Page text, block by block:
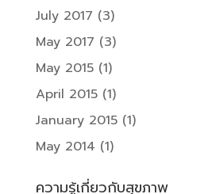
July 2017 (3)
May 2017 (3)
May 2015(1)
April 2015(1)
January 2015(1)
May 2014 (1)
ความรู้เกี่ยวกับสุขภาพ